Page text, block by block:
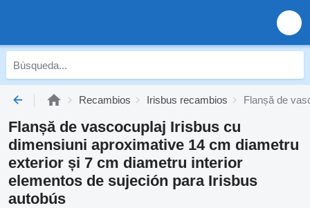
Recambios Irisbus recambios Flanșă de
Flanșă de vascocuplaj Irisbus cu
dimensiuni aproximative 14 cm diametru
exterior și 7 cm diametru interior
elementos de sujeción para Irisbus
autobús